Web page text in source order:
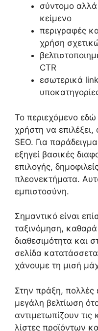
σύντομο αλλά
κείμενο
περιγραφές
χρήση
CTR
εσωτερικά
Το περιεχόμενο
χρήστη να
SEO. Για
εξηγεί βασικές
επιλογής,
πλεονεκτήματα.
εμπιστοσύνη.
Σημαντικό είναι
ταξινόμηση, καθαρά
διαθεσιμότητα και
σελίδα
χάνουμε τη μισή
Στην πράξη, πολλές
μεγάλη βελτίωση
αντιμετωπίζουν
λίστες προϊόντων